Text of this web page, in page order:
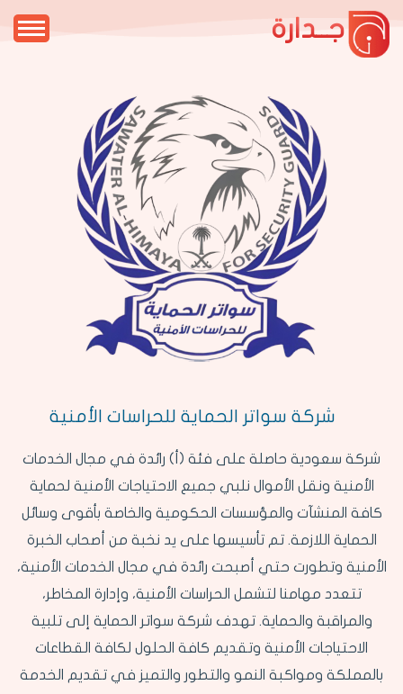
جــدارة
شركة سواتر الحماية للحراسات الأمنية
شركة سعودية حاصلة على فئة (أ) رائدة في مجال الخدمات
الأمنية ونقل الأموال نلبي جميع الاحتياجات الأمنية لحماية
كافة المنشآت والمؤسسات الحكومية والخاصة بأقوى وسائل
الحماية اللازمة. تم تأسيسها على يد نخبة من أصحاب الخبرة
الأمنية وتطورت حتي أصبحت رائدة في مجال الخدمات الأمنية،
تتعدد مهامنا لتشمل الحراسات الأمنية، وإدارة المخاطر،
والمراقبة والحماية. تهدف شركة سواتر الحماية إلى تلبية
الاحتياجات الأمنية وتقديم كافة الحلول لكافة القطاعات
بالمملكة ومواكبة النمو والتطور والتميز في تقديم الخدمة